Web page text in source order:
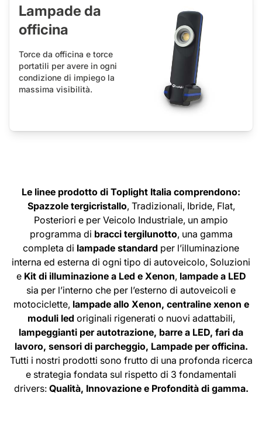
Lampade da
officina
Torce da officina e torce
portatili per avere in ogni
condizione di impiego la
massima visibilità.
Le linee prodotto di Toplight Italia comprendono:
Spazzole tergicristallo, Tradizionali, Ibride, Flat,
Posteriori e per Veicolo Industriale, un ampio
programma di bracci tergilunotto, una gamma
completa di lampade standard per l’illuminazione
interna ed esterna di ogni tipo di autoveicolo, Soluzioni
e Kit di illuminazione a Led e Xenon, lampade a LED
sia per l’interno che per l’esterno di autoveicoli e
motociclette, lampade allo Xenon, centraline xenon e
moduli led originali rigenerati o nuovi adattabili,
lampeggianti per autotrazione, barre a LED, fari da
lavoro, sensori di parcheggio, Lampade per officina.
Tutti i nostri prodotti sono frutto di una profonda ricerca
e strategia fondata sul rispetto di 3 fondamentali
drivers: Qualità, Innovazione e Profondità di gamma.